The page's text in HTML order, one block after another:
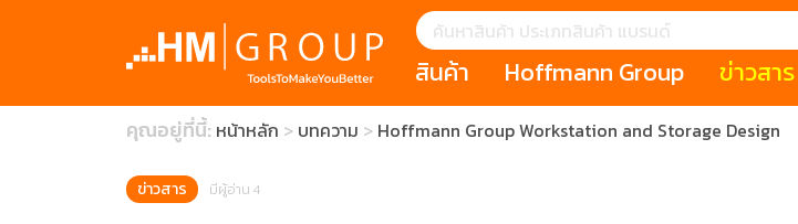
สินค้า
แนะนำ
Hoffmann Group
HOFFMANN GROUP STORY HOLEX
ข่าวสาร
บทความ เหตุการณ์
คุณอยู่ที่นี้: หน้าหลัก บทความ Hoffmann Group Workstation and Storage Design
ข่าวสาร มีผู้อ่าน 4